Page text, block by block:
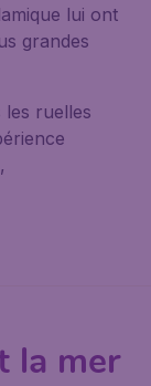
lui ont
grandes
les ruelles
la mer